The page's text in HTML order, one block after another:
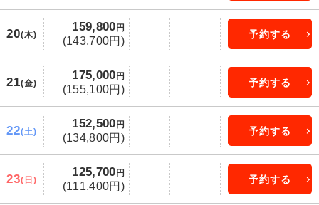
20(木)
159,800 円
(143,700円)
予約する
21(金)
175,000 円
(155,100円)
予約する
22(土)
152,500 円
(134,800円)
予約する
23(日)
125,700 円
(111,400円)
予約する